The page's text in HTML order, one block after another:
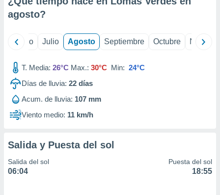
e
publicidad
publicidad
de
agosto?
Junio Julio Agosto Septiembre Octubre
T. Media: 26°C Max.: 30°C Min: 24°C
Días de lluvia: 22 días
Acum. de lluvia: 107 mm
Viento medio: 11 km/h
Salida y Puesta del sol
Salida del sol
06:04
Puesta del sol
18:55